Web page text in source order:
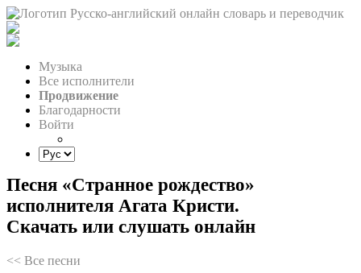
Музыка
Все исполнители
Продвижение
Благодарности
Войти
Песня «Странное рождество»
исполнителя Агата Кристи.
Скачать или слушать онлайн
<< Все песни